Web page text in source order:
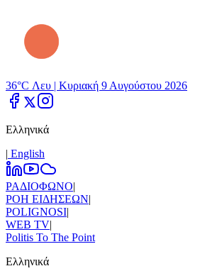
36°C Λευ | Κυριακή 9 Αυγούστου 2026
Ελληνικά
| Εnglish
ΡΑΔΙΟΦΩΝΟ|
ΡΟΗ ΕΙΔΗΣΕΩΝ|
POLIGNOSI|
WEB TV|
Politis To The Point
Ελληνικά